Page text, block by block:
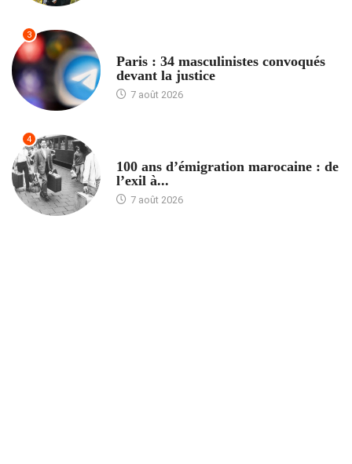
3
Paris : 34 masculinistes convoqués
devant la justice
7 août 2026
4
100 ans d’émigration marocaine : de
l’exil à...
7 août 2026